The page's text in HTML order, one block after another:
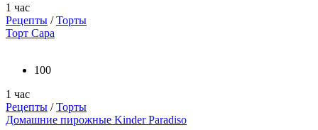
1 час
Рецепты /Торты
Торт Сара
100
1 час
Рецепты /Торты
Домашние пирожные Kinder Paradiso